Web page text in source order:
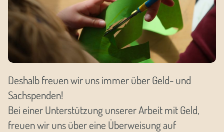
Deshalb freuen wir uns immer über Geld- und
Sachspenden!
Bei einer Unterstützung unserer Arbeit mit Geld,
freuen wir uns über eine Überweisung auf